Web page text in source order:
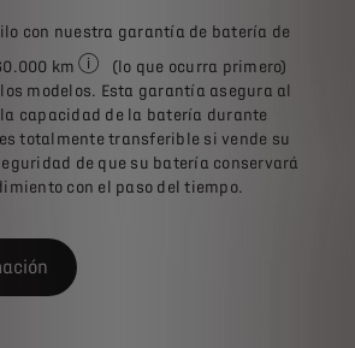
con nuestra garantía de batería de
km
La información facilitada es
(lo que ocurra primero)
modelos. Esta garantía asegura al
la capacidad de la batería durante
totalmente transferible si vende su
de que su batería conservará
con el paso del tiempo.